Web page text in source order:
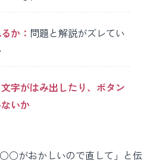
か： 問題と解説がズレてい
字がはみ出したり、ボタン
いか
がおかしいので直して」と伝